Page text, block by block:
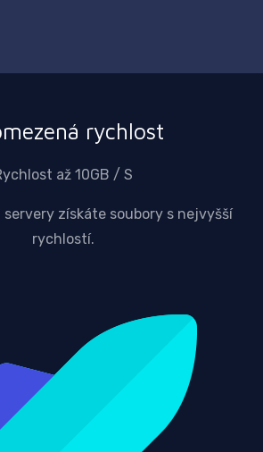
rychlost
až 10GB / S
servery získáte soubory s nejvyšší
rychlostí.